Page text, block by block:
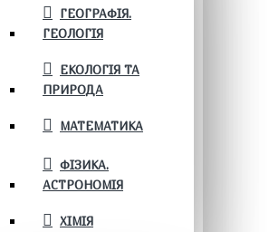
ГЕОГРАФІЯ.
ГЕОЛОГІЯ
ЕКОЛОГІЯ ТА
ПРИРОДА
МАТЕМАТИКА
ФІЗИКА.
АСТРОНОМІЯ
ХІМІЯ